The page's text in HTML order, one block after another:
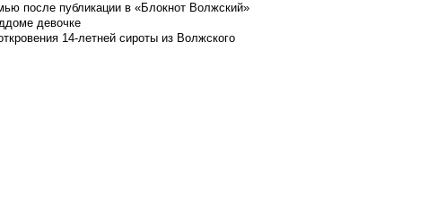
после публикации в «Блокнот Волжский»
девочке
14-летней сироты из Волжского